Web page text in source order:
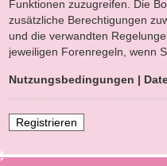
Funktionen zuzugreifen. Die
zusätzliche Berechtigungen
und die verwandten
jeweiligen Forenregeln, wenn
Nutzungsbedingungen |
Registrieren